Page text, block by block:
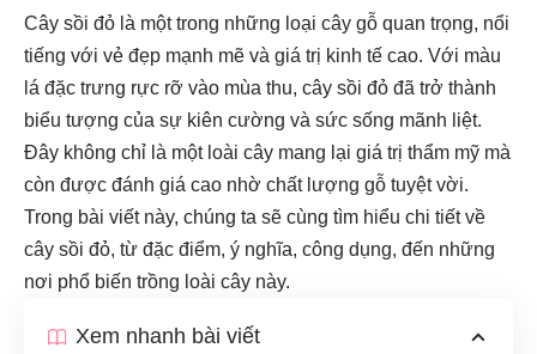
Cây sồi đỏ là một trong những loại cây gỗ quan trọng, nổi
tiếng với vẻ đẹp mạnh mẽ và giá trị kinh tế cao. Với màu
lá đặc trưng rực rỡ vào mùa thu, cây sồi đỏ đã trở thành
biểu tượng của sự kiên cường và sức sống mãnh liệt.
Đây không chỉ là một loài cây mang lại giá trị thẩm mỹ mà
còn được đánh giá cao nhờ chất lượng gỗ tuyệt vời.
Trong bài viết này, chúng ta sẽ cùng tìm hiểu chi tiết về
cây sồi đỏ, từ đặc điểm, ý nghĩa, công dụng, đến những
nơi phổ biến trồng loài cây này.
Xem nhanh bài viết